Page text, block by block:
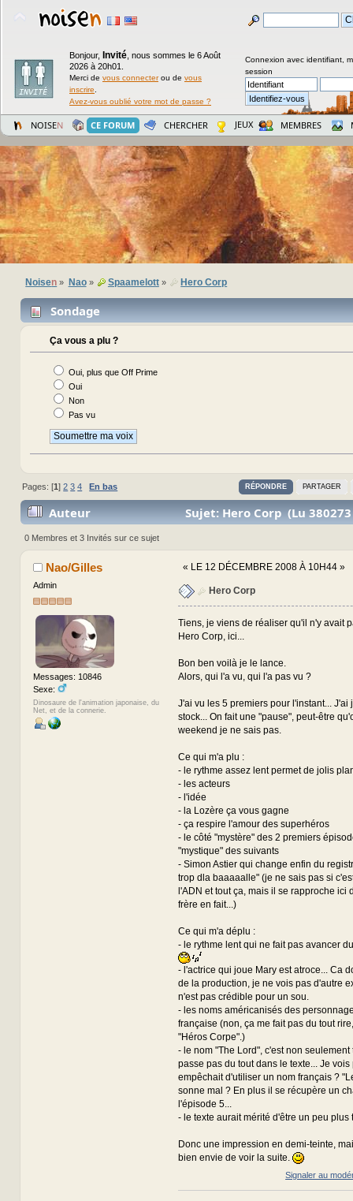
Bonjour, Invité nous sommes le 6 Août
2026 à 20h01.
Merci de vous connecterou de vous
inscrire
Avez-vous oublié votre mot de passe ?
Connexion avec identifiant,
session
NOISEN CE FORUM CHERCHER JEUX MEMBRES
Noisen » Nao» Spaamelott» Hero Corp
Sondage
Ça vous a plu ?
Oui, plus que Off Prime
Oui
Non
Pas vu
RÉPONDRE PARTAGER
Pages: [1]2 3 4 En bas
Auteur Sujet: Hero Corp (Lu
0 Membres et 3 Invités sur ce sujet
Nao/Gilles
Admin
Messages: 10846
Sexe:
Dinosaure de l'animation japonaise, du
Net, et de la connerie.
« LE 12 DÉCEMBRE 2008 À 10H44 »
Hero Corp
Tiens, je viens de réaliser qu'il n'y avait
Hero Corp, ici...
Bon ben voilà je le lance.
Alors, qui l'a vu, qui l'a pas vu ?
J'ai vu les 5 premiers pour l'instant... J'ai
stock... On fait une "pause", peut-être
weekend je ne sais pas.
Ce qui m'a plu :
- le rythme assez lent permet de jolis
- les acteurs
- l'idée
- la Lozère ça vous gagne
- ça respire l'amour des superhéros
- le côté "mystère" des 2 premiers
"mystique" des suivants
- Simon Astier qui change enfin du
trop dla baaaaalle" (je ne sais pas si
l'ADN et tout ça, mais il se rapproche ici
frère en fait...)
Ce qui m'a déplu :
- le rythme lent qui ne fait pas avancer
- l'actrice qui joue Mary est atroce... Ca
de la production, je ne vois pas d'autre
n'est pas crédible pour un sou.
- les noms américanisés des
française (non, ça me fait pas du tout
"Héros Corpe".)
- le nom "The Lord", c'est non seulement
passe pas du tout dans le texte... Je vois
empêchait d'utiliser un nom français ?
sonne mal ? En plus il se récupère un
l'épisode 5...
- le texte aurait mérité d'être un peu plus
Donc une impression en demi-teinte,
bien envie de voir la suite.
Signaler au